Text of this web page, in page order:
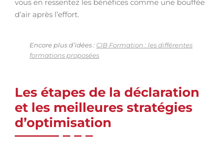
vous en ressentez les bénéfices comme une bouffée
d’air après l’effort.
Encore plus d’idées : CIB Formation : les différentes
formations proposées
Les étapes de la déclaration
et les meilleures stratégies
d’optimisation